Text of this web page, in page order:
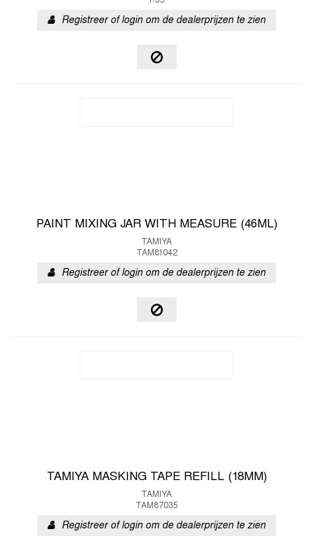
Registreer of login om de dealerprijzen te zien
PAINT MIXING JAR WITH MEASURE (46ML)
TAMIYA
TAM81042
Registreer of login om de dealerprijzen te zien
TAMIYA MASKING TAPE REFILL (18MM)
TAMIYA
TAM87035
Registreer of login om de dealerprijzen te zien